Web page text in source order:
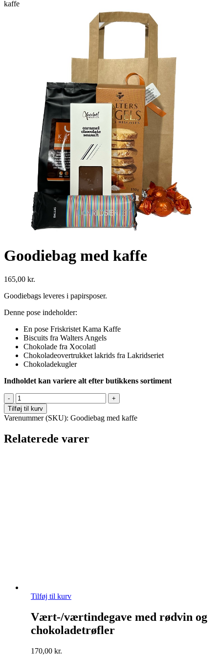
kaffe
Goodiebag med kaffe
165,00 kr.
Goodiebags leveres i papirsposer.
Denne pose indeholder:
En pose Friskristet Kama Kaffe
Biscuits fra Walters Angels
Chokolade fra Xocolatl
Chokoladeovertrukket lakrids fra Lakridseriet
Chokoladekugler
Indholdet kan variere alt efter butikkens sortiment
Goodiebag
med
kaffe
antal
Tilføj til kurv
Varenummer (SKU): Goodiebag med kaffe
Relaterede varer
Tilføj til kurv
Vært-/værtindegave med rødvin og
chokoladetrøfler
170,00 kr.